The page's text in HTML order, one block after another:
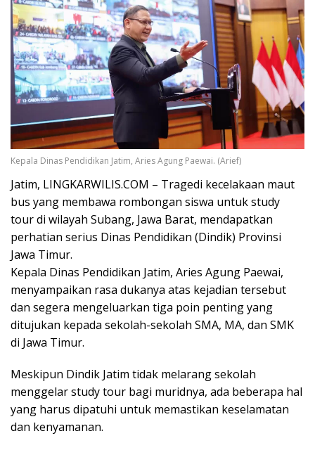
Kepala Dinas Pendidikan Jatim, Aries Agung Paewai. (Arief)
Jatim, LINGKARWILIS.COM – Tragedi kecelakaan maut
bus yang membawa rombongan siswa untuk study
tour di wilayah Subang, Jawa Barat, mendapatkan
perhatian serius Dinas Pendidikan (Dindik) Provinsi
Jawa Timur.
Kepala Dinas Pendidikan Jatim, Aries Agung Paewai,
menyampaikan rasa dukanya atas kejadian tersebut
dan segera mengeluarkan tiga poin penting yang
ditujukan kepada sekolah-sekolah SMA, MA, dan SMK
di Jawa Timur.
Meskipun Dindik Jatim tidak melarang sekolah
menggelar study tour bagi muridnya, ada beberapa hal
yang harus dipatuhi untuk memastikan keselamatan
dan kenyamanan.